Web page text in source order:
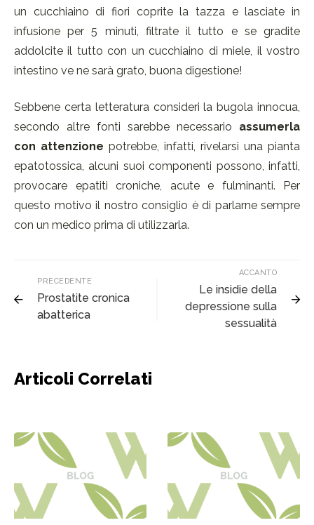
un cucchiaino di fiori coprite la tazza e lasciate in
infusione per 5 minuti, filtrate il tutto e se gradite
addolcite il tutto con un cucchiaino di miele, il vostro
intestino ve ne sarà grato, buona digestione!
Sebbene certa letteratura consideri la bugola innocua,
secondo altre fonti sarebbe necessario assumerla
con attenzione potrebbe, infatti, rivelarsi una pianta
epatotossica, alcuni suoi componenti possono, infatti,
provocare epatiti croniche, acute e fulminanti. Per
questo motivo il nostro consiglio è di parlarne sempre
con un medico prima di utilizzarla.
PRECEDENTE
Prostatite cronica
abatterica
ACCANTO
Le insidie della
depressione sulla
sessualità
Articoli Correlati